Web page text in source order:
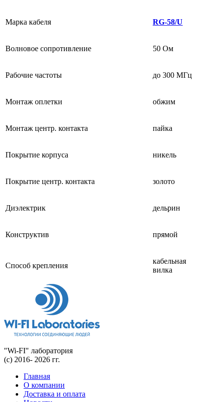
Марка кабеля RG-58/U
Волновое сопротивление 50 Ом
Рабочие частоты до 300 МГц
Монтаж оплетки обжим
Монтаж центр. контакта пайка
Покрытие корпуса никель
Покрытие центр. контакта золото
Диэлектрик дельрин
Конструктив прямой
Способ крепления
кабельная
вилка
"Wi-FI" лаборатория
(с) 2016- 2026 гг.
Главная
О компании
Доставка и оплата